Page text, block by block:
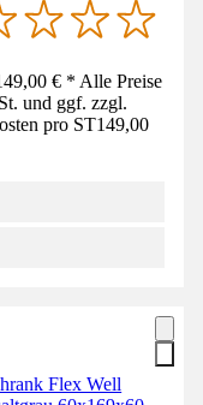
€ * Alle Preise
und ggf. zzgl.
pro ST149,00
Flex Well